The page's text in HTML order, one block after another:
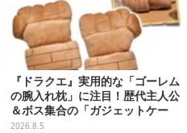
『ドラクエ』実用的な「ゴーレム
の腕入れ枕」に注目！歴代主人公
＆ボス集合の「ガジェットケー
ス」ほか9プライズが8月順次展開
2026.8.5